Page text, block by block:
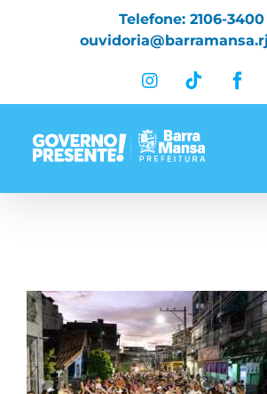
Telefone: 2106-3400
InstagramTiktok